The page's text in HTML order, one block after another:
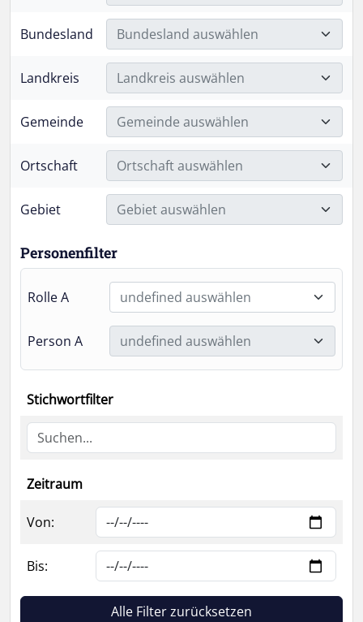
Bundesland Bundesland auswählen
Landkreis Landkreis auswählen
Gemeinde Gemeinde auswählen
Ortschaft Ortschaft auswählen
Gebiet Gebiet auswählen
Personenfilter
Rolle A undefined auswählen
Person A undefined auswählen
Stichwortfilter
Zeitraum
Von:
Bis:
Alle Filter zurücksetzen